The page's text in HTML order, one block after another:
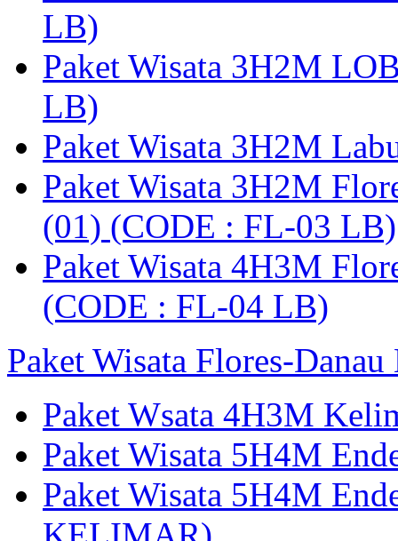
LB)
Paket Wisata 3H2M
LB)
Paket Wisata 3H2M
Paket Wisata 3H2M
(01) (CODE : FL-03 LB)
Paket Wisata 4H3M
(CODE : FL-04 LB)
Paket Wisata Flores-
Paket Wsata 4H3M
Paket Wisata 5H4M
Paket Wisata 5H4M